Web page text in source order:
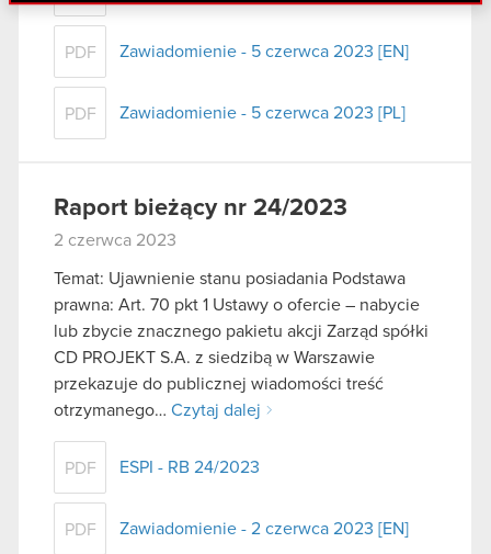
danymi otrzymanymi od Ciebie lub uzyskanymi
podczas korzystania z ich usług. Kontynuując
korzystanie z naszej witryny, zgadasz się na
używanie plików cookie.
PDF Zawiadomienie - 5 czerwca 2023 [EN]
PDF Zawiadomienie - 5 czerwca 2023 [PL]
Raport bieżący nr 24/2023
2 czerwca 2023
Temat: Ujawnienie stanu posiadania Podstawa
prawna: Art. 70 pkt 1 Ustawy o ofercie – nabycie
lub zbycie znacznego pakietu akcji Zarząd spółki
CD PROJEKT S.A. z siedzibą w Warszawie
przekazuje do publicznej wiadomości treść
otrzymanego… Czytaj dalej
PDF ESPI - RB 24/2023
PDF Zawiadomienie - 2 czerwca 2023 [EN]